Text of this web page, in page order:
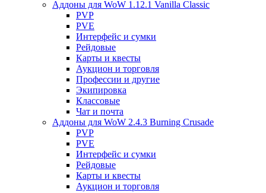
Аддоны для WoW 1.12.1 Vanilla Classic
PVP
PVE
Интерфейс и сумки
Рейдовые
Карты и квесты
Аукцион и торговля
Профессии и другие
Экипировка
Классовые
Чат и почта
Аддоны для WoW 2.4.3 Burning Crusade
PVP
PVE
Интерфейс и сумки
Рейдовые
Карты и квесты
Аукцион и торговля